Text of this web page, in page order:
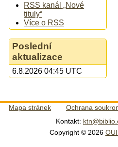
RSS kanál „Nové
tituly“
Více o RSS
Poslední
aktualizace
6.8.2026 04:45 UTC
Mapa stránek Ochrana
Kontakt:
Copyright © 2026